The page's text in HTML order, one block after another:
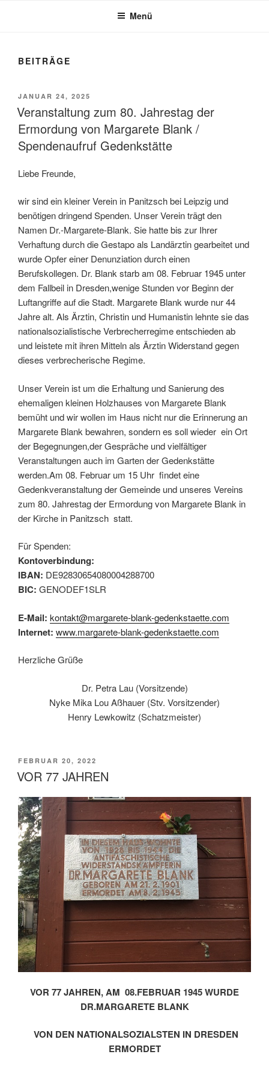
Menü
BEITRÄGE
VERÖFFENTLICHT
AM
JANUAR 24, 2025
Veranstaltung zum 80. Jahrestag der
Ermordung von Margarete Blank /
Spendenaufruf Gedenkstätte
Liebe Freunde,
wir sind ein kleiner Verein in Panitzsch bei Leipzig und
benötigen dringend Spenden. Unser Verein trägt den
Namen Dr.-Margarete-Blank. Sie hatte bis zur Ihrer
Verhaftung durch die Gestapo als Landärztin gearbeitet und
wurde Opfer einer Denunziation durch einen
Berufskollegen. Dr. Blank starb am 08. Februar 1945 unter
dem Fallbeil in Dresden,wenige Stunden vor Beginn der
Luftangriffe auf die Stadt. Margarete Blank wurde nur 44
Jahre alt. Als Ärztin, Christin und Humanistin lehnte sie das
nationalsozialistische Verbrecherregime entschieden ab
und leistete mit ihren Mitteln als Ärztin Widerstand gegen
dieses verbrecherische Regime.
Unser Verein ist um die Erhaltung und Sanierung des
ehemaligen kleinen Holzhauses von Margarete Blank
bemüht und wir wollen im Haus nicht nur die Erinnerung an
Margarete Blank bewahren, sondern es soll wieder ein Ort
der Begegnungen,der Gespräche und vielfältiger
Veranstaltungen auch im Garten der Gedenkstätte
werden.Am 08. Februar um 15 Uhr findet eine
Gedenkveranstaltung der Gemeinde und unseres Vereins
zum 80. Jahrestag der Ermordung von Margarete Blank in
der Kirche in Panitzsch statt.
Für Spenden:
Kontoverbindung:
IBAN: DE92830654080004288700
BIC: GENODEF1SLR
E-Mail: kontakt@margarete-blank-gedenkstaette.com
Internet: www.margarete-blank-gedenkstaette.com
Herzliche Grüße
Dr. Petra Lau (Vorsitzende)
Nyke Mika Lou Aßhauer (Stv. Vorsitzender)
Henry Lewkowitz (Schatzmeister)
VERÖFFENTLICHT
AM
FEBRUAR 20, 2022
VOR 77 JAHREN
VOR 77 JAHREN, AM 08.FEBRUAR 1945 WURDE
DR.MARGARETE BLANK
VON DEN NATIONALSOZIALSTEN IN DRESDEN
ERMORDET